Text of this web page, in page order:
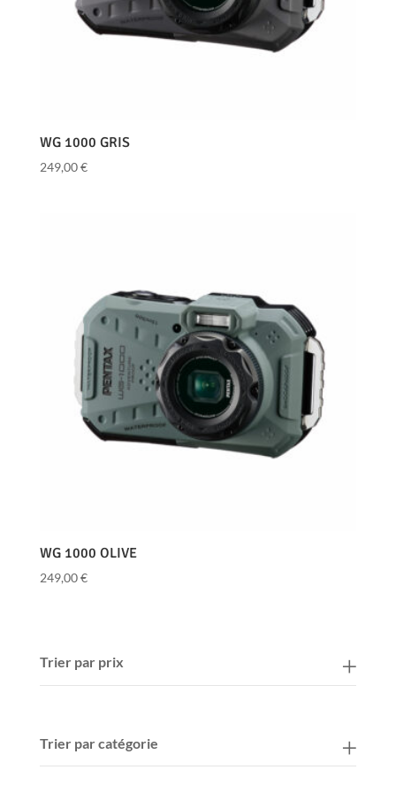
WG 1000 GRIS
249,00€
WG 1000 OLIVE
249,00€
Trier par prix
Trier par catégorie